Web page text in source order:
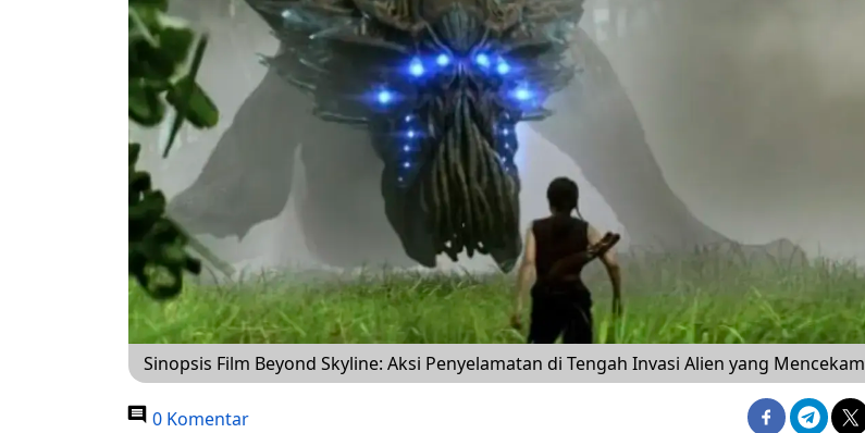
Sinopsis Film Beyond Skyline: Aksi Penyelamatan di Tengah Invasi Alien yang Mencekam
0 Komentar